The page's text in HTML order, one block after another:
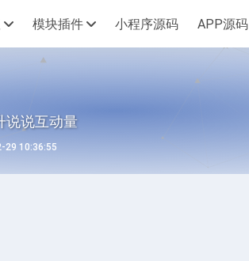
模块插件 小程序源码 APP源码
说说互动量
29 10:36:55